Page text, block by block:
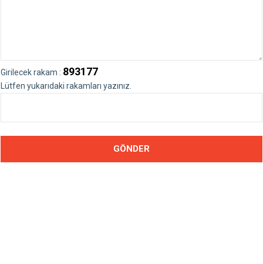
Girilecek rakam : 893177
Lütfen yukarıdaki rakamları yazınız.